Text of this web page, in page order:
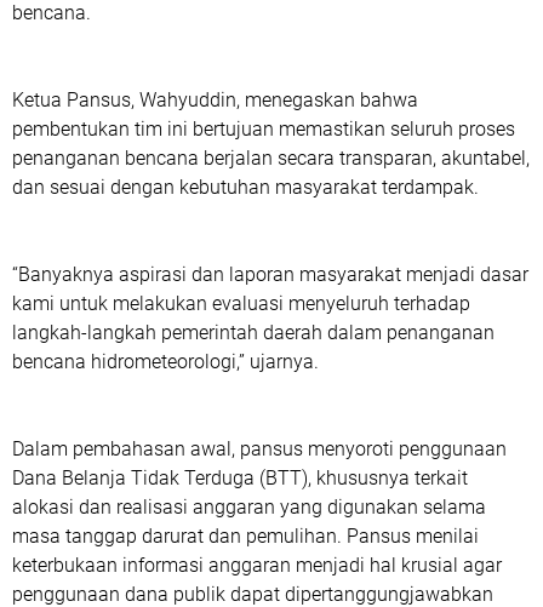
bencana.
Ketua Pansus, Wahyuddin, menegaskan bahwa
pembentukan tim ini bertujuan memastikan seluruh proses
penanganan bencana berjalan secara transparan, akuntabel,
dan sesuai dengan kebutuhan masyarakat terdampak.
“Banyaknya aspirasi dan laporan masyarakat menjadi dasar
kami untuk melakukan evaluasi menyeluruh terhadap
langkah-langkah pemerintah daerah dalam penanganan
bencana hidrometeorologi,” ujarnya.
Dalam pembahasan awal, pansus menyoroti penggunaan
Dana Belanja Tidak Terduga (BTT), khususnya terkait
alokasi dan realisasi anggaran yang digunakan selama
masa tanggap darurat dan pemulihan. Pansus menilai
keterbukaan informasi anggaran menjadi hal krusial agar
penggunaan dana publik dapat dipertanggungjawabkan